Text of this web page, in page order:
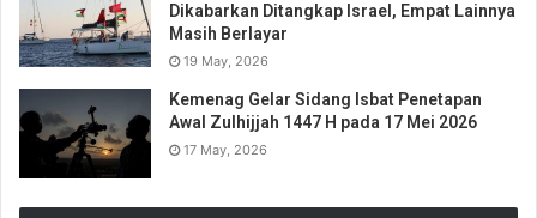
Dikabarkan Ditangkap Israel, Empat Lainnya
Masih Berlayar
19 May, 2026
Kemenag Gelar Sidang Isbat Penetapan
Awal Zulhijjah 1447 H pada 17 Mei 2026
17 May, 2026